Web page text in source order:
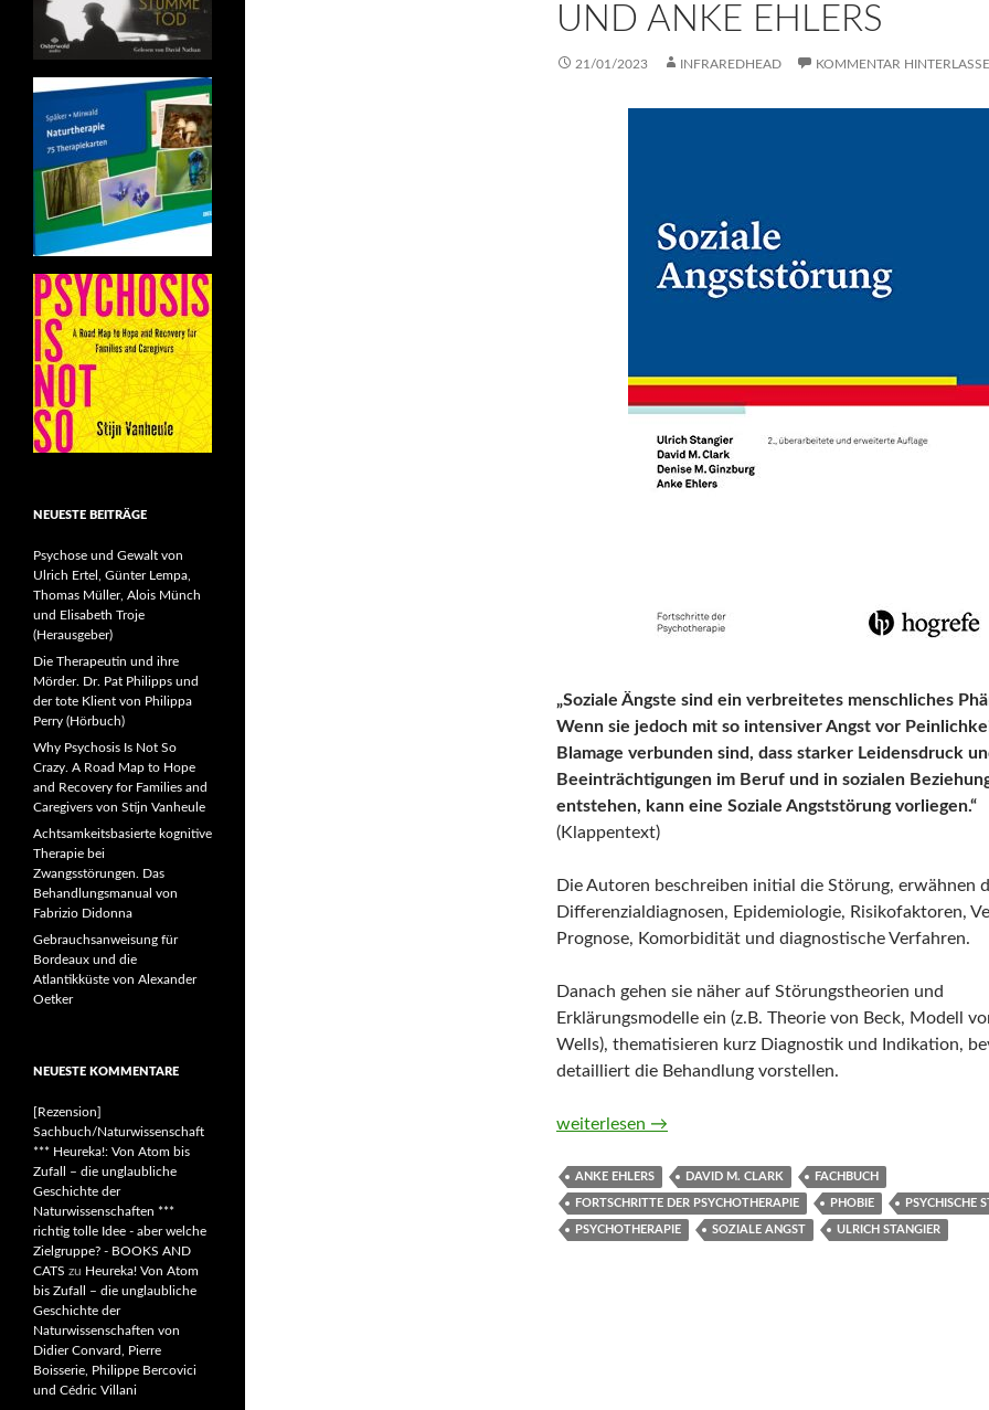
UND ANKE EHLERS
21/01/2023 INFRAREDHEAD KOMMENTAR
„Soziale Ängste sind ein verbreitetes menschliches
Wenn sie jedoch mit so intensiver Angst vor
Blamage verbunden sind, dass starker Leidensdruck
Beeinträchtigungen im Beruf und in sozialen
entstehen, kann eine Soziale Angststörung vorliegen.“
(Klappentext)
Die Autoren beschreiben initial die Störung, erwähnen
Differenzialdiagnosen, Epidemiologie, Risikofaktoren,
Prognose, Komorbidität und diagnostische Verfahren.
Danach gehen sie näher auf Störungstheorien und
Erklärungsmodelle ein (z.B. Theorie von Beck, Modell
Wells), thematisieren kurz Diagnostik und Indikation,
detailliert die Behandlung vorstellen.
Soziale Angststörung (Fortschritte der
weiterlesen →
ANKE EHLERS DAVID M. CLARK FACHBUCH
FORTSCHRITTE DER PSYCHOTHERAPIE PHOBIE PSYCHISCHE
PSYCHOTHERAPIE SOZIALE ANGST ULRICH STANGIER
NEUESTE BEITRÄGE
Psychose und Gewalt von
Ulrich Ertel, Günter Lempa,
Thomas Müller, Alois Münch
und Elisabeth Troje
(Herausgeber)
Die Therapeutin und ihre
Mörder. Dr. Pat Philipps und
der tote Klient von Philippa
Perry (Hörbuch)
Why Psychosis Is Not So
Crazy. A Road Map to Hope
and Recovery for Families and
Caregivers von Stijn Vanheule
Achtsamkeitsbasierte kognitive
Therapie bei
Zwangsstörungen. Das
Behandlungsmanual von
Fabrizio Didonna
Gebrauchsanweisung für
Bordeaux und die
Atlantikküste von Alexander
Oetker
NEUESTE KOMMENTARE
[Rezension]
Sachbuch/Naturwissenschaft
*** Heureka!: Von Atom bis
Zufall – die unglaubliche
Geschichte der
Naturwissenschaften ***
richtig tolle Idee - aber welche
Zielgruppe? - BOOKS AND
CATS zu Heureka! Von Atom
bis Zufall – die unglaubliche
Geschichte der
Naturwissenschaften von
Didier Convard, Pierre
Boisserie, Philippe Bercovici
und Cédric Villani